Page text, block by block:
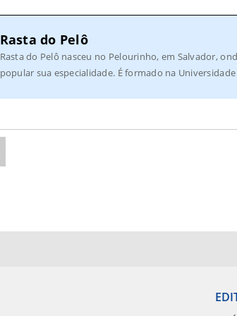
Rasta do Pelô
Rasta do Pelô nasceu no Pelourinho, em Salvador,
popular sua especialidade. É formado na